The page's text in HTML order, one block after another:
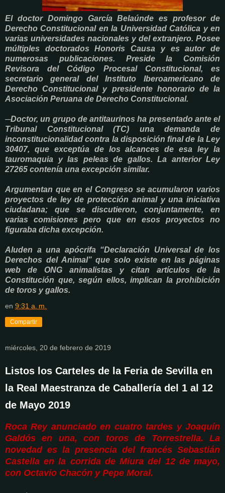
El doctor Domingo García Belaúnde es profesor de
Derecho Constitucional en la Universidad Católica y en
varias universidades nacionales y del extranjero. Posee
múltiples doctorados Honoris Causa y es autor de
numerosas publicaciones. Preside la Comisión
Revisora del Código Procesal Constitucional, es
secretario general del Instituto Iberoamericano de
Derecho Constitucional y presidente honorario de la
Asociación Peruana de Derecho Constitucional.
─Doctor, un grupo de antitaurinos ha presentado ante el
Tribunal Constitucional (TC) una demanda de
inconstitucionalidad contra la disposición final de la Ley
30407, que exceptúa de los alcances de esa ley la
tauromaquia y las peleas de gallos. La anterior Ley
27265 contenía una excepción similar.
Argumentan que en el Congreso se acumularon varios
proyectos de ley de protección animal y una iniciativa
ciudadana; que se discutieron, conjuntamente, en
varias comisiones pero que en esos proyectos no
figuraba dicha excepción.
Aluden a una apócrifa “Declaración Universal de los
Derechos del Animal” que solo existe en las páginas
web de ONG animalistas y citan artículos de la
Constitución que, según ellos, implican la prohibición
de toros y gallos.
en 9:31 a. m.
Compartir
miércoles, 20 de febrero de 2019
Listos los Carteles de la Feria de Sevilla en
la Real Maestranza de Caballería del 1 al 12
de Mayo 2019
Roca Rey anunciado en cuatro tardes y Joaquín
Galdós en una, con toros de Torrestrella. La
novedad es la presencia del francés Sebastián
Castella en la corrida de Miura del 12 de mayo,
con Octavio Chacón y Pepe Moral.